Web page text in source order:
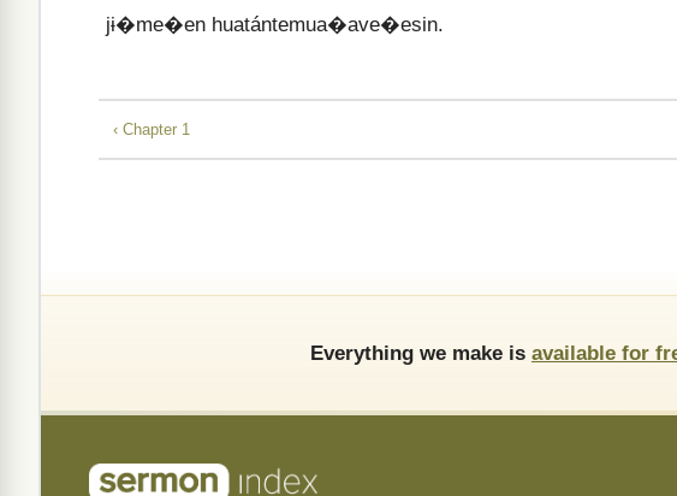
jɨ�me�en huatántemua�ave�esin.
‹ Chapter 1
Everything we make is available for